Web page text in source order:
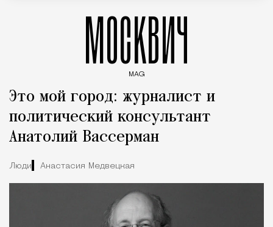
МОСКВИЧ
MAG
Это мой город: журналист и
политический консультант
Анатолий Вассерман
Люди Анастасия Медвецкая